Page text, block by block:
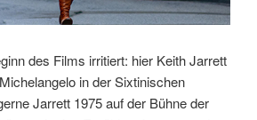
des Films irritiert: hier Keith Jarrett
in der Sixtinischen
Jarrett 1975 auf der Bühne der